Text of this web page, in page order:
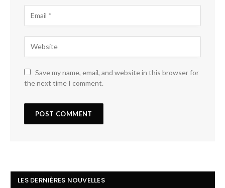
Save my name, email, and website in this browser for
the next time I comment.
LES DERNIÈRES NOUVELLES